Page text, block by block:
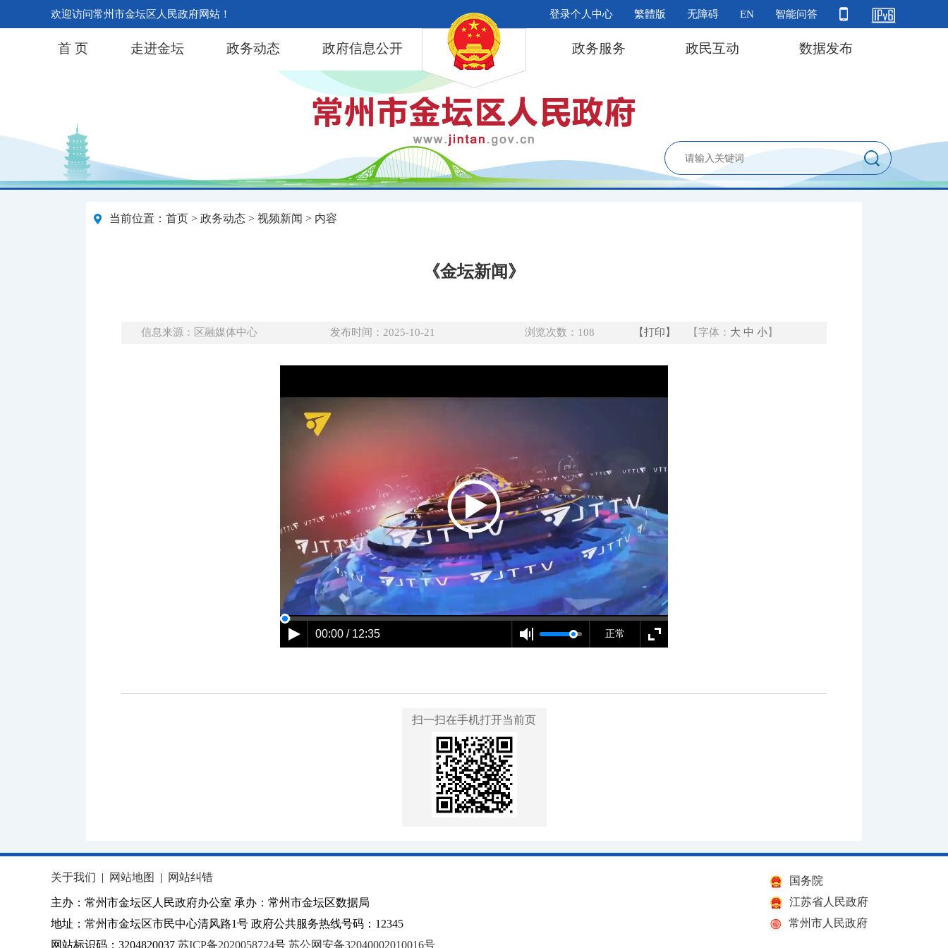
欢迎访问常州市金坛区人民政府网站！ 登录个人中心 繁體版 无障碍 EN 智能问答
首 页 走进金坛 政务动态 政府信息公开 政务服务 政民互动 数据发布
当前位置： 首页 > 政务动态 > 视频新闻 > 内容
《金坛新闻》
信息来源：区融媒体中心 发布时间：2025-10-21 浏览次数： 108 【打印】 【字体： 大 中 小】
00:00 / 12:35 正常
扫一扫在手机打开当前页
关于我们 | 网站地图 | 网站纠错
主办：常州市金坛区人民政府办公室 承办：常州市金坛区数据局
地址：常州市金坛区市民中心清风路1号 政府公共服务热线号码：12345
网站标识码：3204820037 苏ICP备2020058724号 苏公网安备32040002010016号
国务院
江苏省人民政府
常州市人民政府